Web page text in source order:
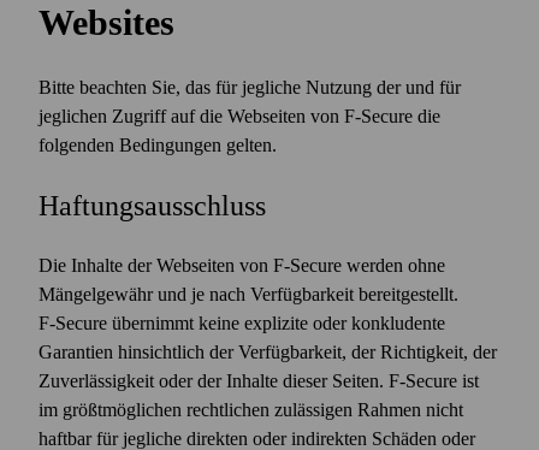
Web­sites
Bitte beachten Sie, das für jegliche Nutzung der und für
jeglichen Zugriff auf die Webseiten von F‑Secure die
folgenden Bedingungen gelten.
Haftungsausschluss
Die Inhalte der Webseiten von F‑Secure werden ohne
Mängelgewähr und je nach Verfügbarkeit bereitgestellt.
F‑Secure übernimmt keine explizite oder konkludente
Garantien hinsichtlich der Verfügbarkeit, der Richtigkeit, der
Zuverlässigkeit oder der Inhalte dieser Seiten. F‑Secure ist
im größtmöglichen rechtlichen zulässigen Rahmen nicht
haftbar für jegliche direkten oder indirekten Schäden oder